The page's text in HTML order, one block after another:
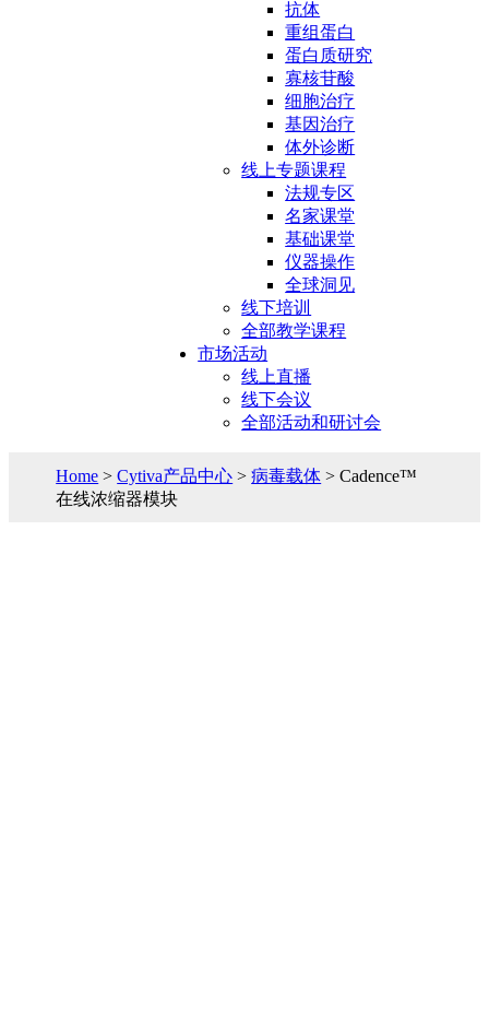
抗体
重组蛋白
蛋白质研究
寡核苷酸
细胞治疗
基因治疗
体外诊断
线上专题课程
法规专区
名家课堂
基础课堂
仪器操作
全球洞见
线下培训
全部教学课程
市场活动
线上直播
线下会议
全部活动和研讨会
Home >Cytiva产品中心 >病毒载体 > Cadence™
在线浓缩器模块